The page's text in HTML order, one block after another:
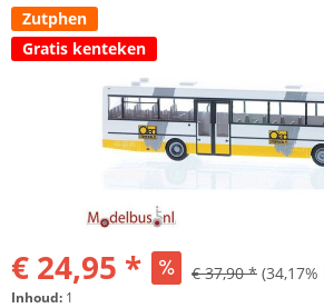
Zutphen
Gratis kenteken
€ 24,95 * € 37,90 *
Inhoud: 1